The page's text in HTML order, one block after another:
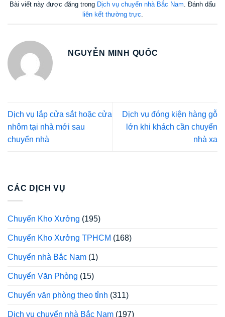
Bài viết này được đăng trong Dịch vụ chuyển nhà Bắc Nam. Đánh dấu
liên kết thường trực.
NGUYỄN MINH QUỐC
Dịch vụ lắp cửa sắt hoặc cửa
nhôm tại nhà mới sau
chuyển nhà
Dịch vụ đóng kiện hàng gỗ
lớn khi khách cần chuyển
nhà xa
CÁC DỊCH VỤ
Chuyển Kho Xưởng (195)
Chuyển Kho Xưởng TPHCM (168)
Chuyển nhà Bắc Nam (1)
Chuyển Văn Phòng (15)
Chuyển văn phòng theo tỉnh (311)
Dịch vụ chuyển nhà Bắc Nam (197)